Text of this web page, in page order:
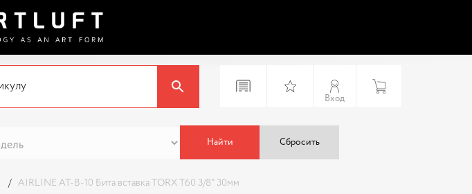
Вход
Найти Сбросить
AIRLINE AT-B-10 Бита вставка TORX T60 3/8" 30мм